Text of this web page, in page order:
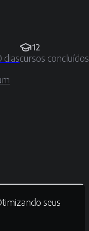
dias
12
cursos concluídos
seus